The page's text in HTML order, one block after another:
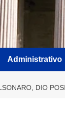
Administrativo
DIO